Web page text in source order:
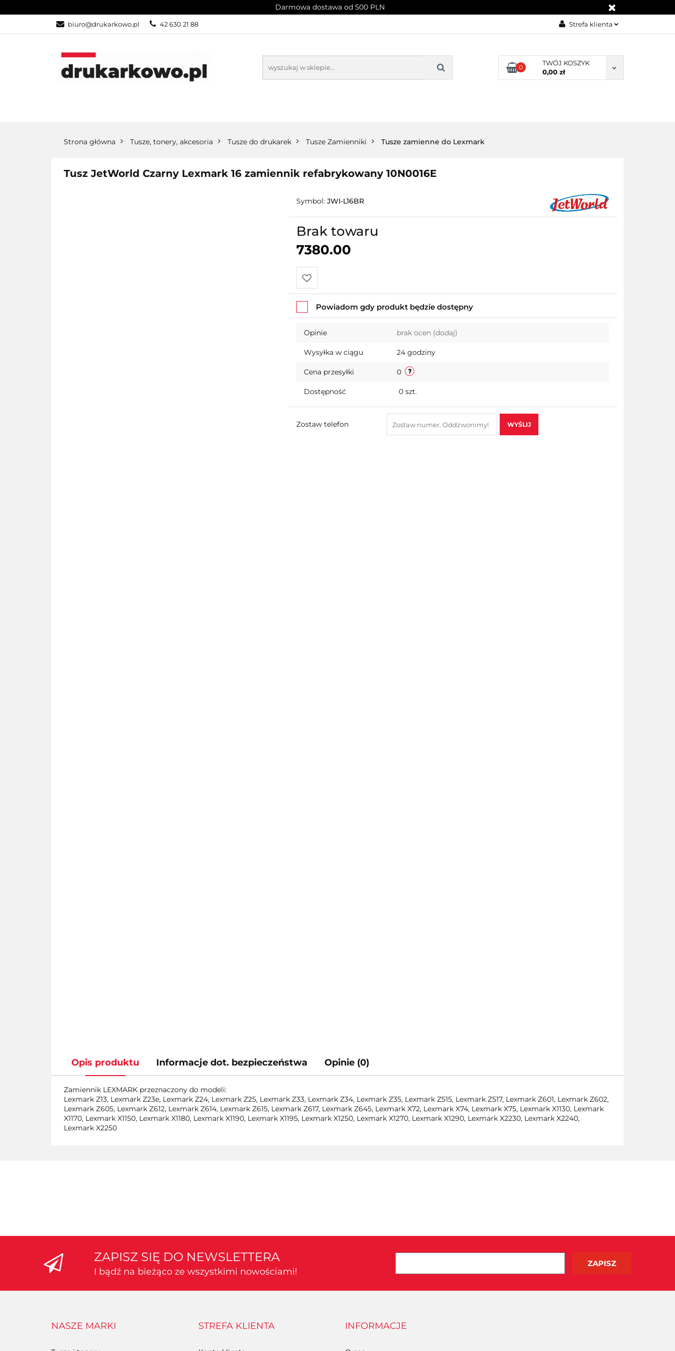
Darmowa dostawa od 500 PLN
biuro@drukarkowo.pl 42 630 21 88 Strefa klienta
Załóż konto
Dodaj zgłoszenie
0
TWÓJ KOSZYK
0,00 zł
KATEGORIE PROMOCJE NOWOŚCI BESTSELLERY BLOG KONTAKT
Strona główna Tusze, tonery, akcesoria Tusze do drukarek Tusze Zamienniki Tusze zamienne do Lexmark
Tusz JetWorld Czarny Lexmark 16 zamiennik refabrykowany 10N0016E
Symbol: JWI-L16BR
Brak towaru
7380.00
Do
przechowalni
Powiadom gdy produkt będzie dostępny
Opinie brak ocen (dodaj)
Wysyłka w ciągu 24 godziny
Cena przesyłki 0
Dostępność 0 szt.
Zostaw telefon WYŚLIJ
Opis produktu Informacje dot. bezpieczeństwa Opinie (0)
Zamiennik LEXMARK przeznaczony do modeli:
Lexmark Z13, Lexmark Z23e, Lexmark Z24, Lexmark Z25, Lexmark Z33, Lexmark Z34, Lexmark Z35, Lexmark Z515, Lexmark Z517, Lexmark Z601, Lexmark Z602,
Lexmark Z605, Lexmark Z612, Lexmark Z614, Lexmark Z615, Lexmark Z617, Lexmark Z645, Lexmark X72, Lexmark X74, Lexmark X75, Lexmark X1130, Lexmark
X1170, Lexmark X1150, Lexmark X1180, Lexmark X1190, Lexmark X1195, Lexmark X1250, Lexmark X1270, Lexmark X1290, Lexmark X2230, Lexmark X2240,
Lexmark X2250
ZAPISZ SIĘ DO NEWSLETTERA
I bądź na bieżąco ze wszystkimi nowościami!
NASZE MARKI STREFA KLIENTA INFORMACJE